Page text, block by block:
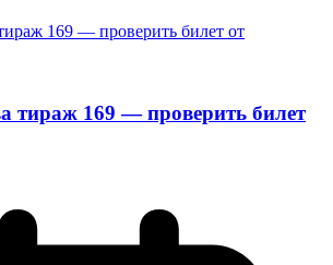
тираж 169 — проверить билет